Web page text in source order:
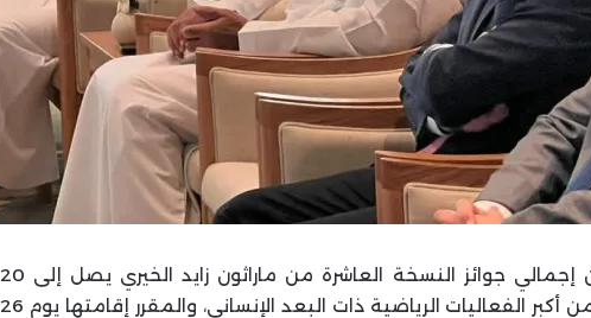
أعلنت وزارة الشباب والرياضة أن إجمالي جوائز النسخة العاشرة من ماراثون زايد الخيري يصل إلى 20
مليون جنيه مصري، في واحدة من أكبر الفعاليات الرياضية ذات البعد الإنساني، والمقرر إقامتها يوم 26